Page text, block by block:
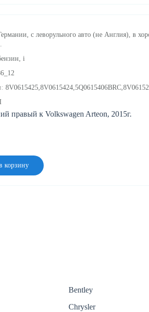
правый к Volkswagen Arteon, 2015г.
с леворульного авто (не Англия), в
i
корзину
Bentley
Chrysler